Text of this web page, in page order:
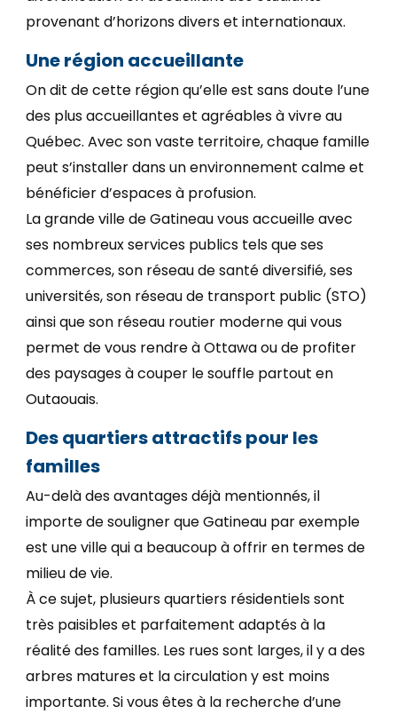
provenant d’horizons divers et internationaux.
Une région accueillante
On dit de cette région qu’elle est sans doute l’une
des plus accueillantes et agréables à vivre au
Québec. Avec son vaste territoire, chaque famille
peut s’installer dans un environnement calme et
bénéficier d’espaces à profusion.
La grande ville de Gatineau vous accueille avec
ses nombreux services publics tels que ses
commerces, son réseau de santé diversifié, ses
universités, son réseau de transport public (STO)
ainsi que son réseau routier moderne qui vous
permet de vous rendre à Ottawa ou de profiter
des paysages à couper le souffle partout en
Outaouais.
Des quartiers attractifs pour les
familles
Au-delà des avantages déjà mentionnés, il
importe de souligner que Gatineau par exemple
est une ville qui a beaucoup à offrir en termes de
milieu de vie.
À ce sujet, plusieurs quartiers résidentiels sont
très paisibles et parfaitement adaptés à la
réalité des familles. Les rues sont larges, il y a des
arbres matures et la circulation y est moins
importante. Si vous êtes à la recherche d’une